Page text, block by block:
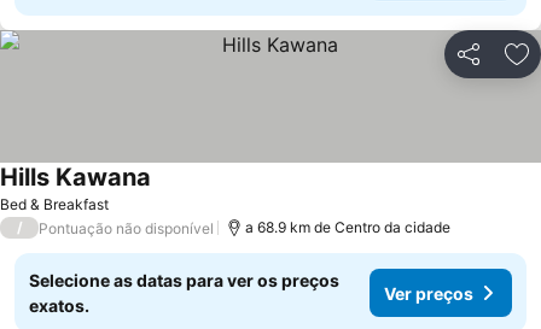
Partilhar
Bed & Breakfast
Hills Kawana
/ Pontuação não disponível a 68.9 km de Centro da cidade
Selecione as datas para ver os preços
exatos.
Ver preços